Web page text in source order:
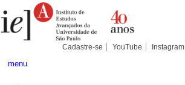
para
conteúdo.
Pessoais
Cadastre-se YouTube Instagram
menu